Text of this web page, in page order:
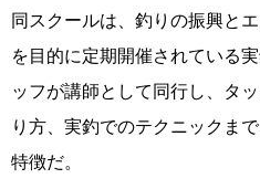
同スクールは、釣りの振興と
を目的に定期開催されている
ッフが講師として同行し、タ
り方、実釣でのテクニックま
特徴だ。